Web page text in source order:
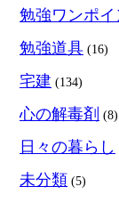
勉強ワンポ
勉強道具 (16)
宅建 (134)
心の解毒剤 (8)
日々の暮らし
未分類 (5)